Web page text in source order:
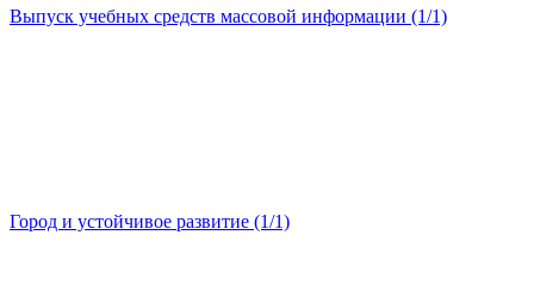
Выпуск учебных средств массовой информации (1/1)
Город и устойчивое развитие (1/1)